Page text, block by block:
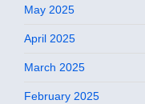
May 2025
April 2025
March 2025
February 2025